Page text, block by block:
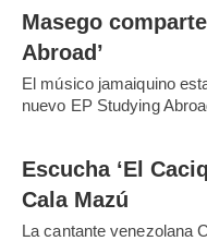
Masego
Abroad’
El músico jamaiquino
nuevo EP Studying
Escucha ‘El
Cala Mazú
La cantante venezolana